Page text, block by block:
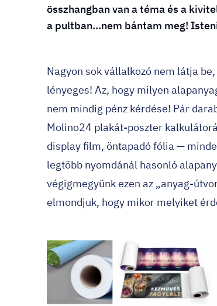
összhangban van a téma és a
a pultban...nem bántam meg!
Nagyon sok vállalkozó nem látja
lényeges! Az, hogy milyen
nem mindig pénz kérdése! Pár
Molino24 plakát-poszter
display film, öntapadó fólia —
legtöbb nyomdánál hasonló
végigmegyünk ezen az „anyag-
elmondjuk, hogy mikor melyiket